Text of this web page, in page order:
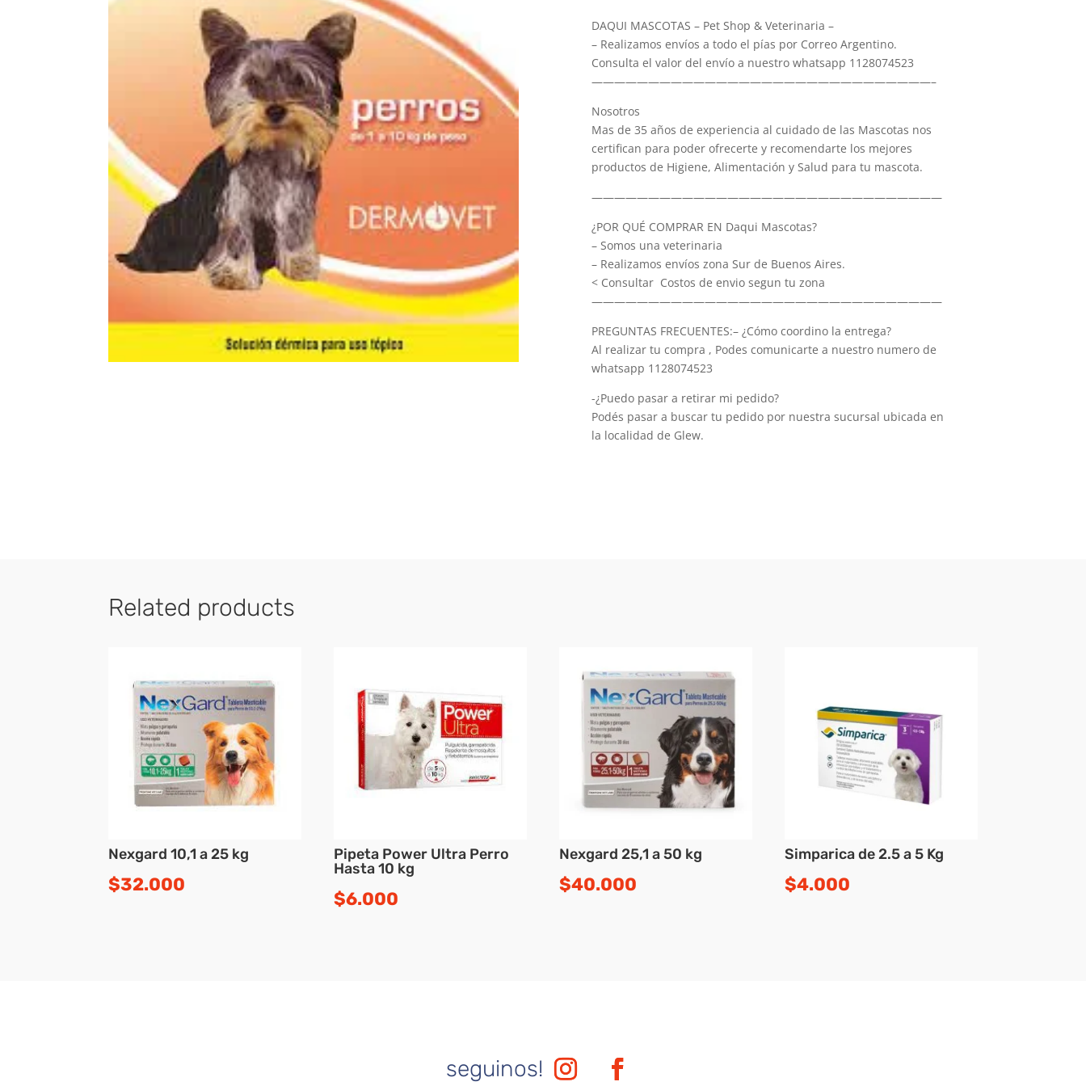
quantityDAQUI MASCOTAS – Pet Shop & Veterinaria –
– Realizamos envíos a todo el pías por Correo Argentino.
Consulta el valor del envío a nuestro whatsapp 1128074523
——————————————————————————————–
Nosotros
Mas de 35 años de experiencia al cuidado de las Mascotas nos
certifican para poder ofrecerte y recomendarte los mejores
productos de Higiene, Alimentación y Salud para tu mascota.
———————————————————————————————
¿POR QUÉ COMPRAR EN Daqui Mascotas?
– Somos una veterinaria
– Realizamos envíos zona Sur de Buenos Aires.
< Consultar Costos de envio segun tu zona
———————————————————————————————
PREGUNTAS FRECUENTES:– ¿Cómo coordino la entrega?
Al realizar tu compra , Podes comunicarte a nuestro numero de
whatsapp 1128074523
-¿Puedo pasar a retirar mi pedido?
Podés pasar a buscar tu pedido por nuestra sucursal ubicada en
la localidad de Glew.
Related products
Nexgard 10,1 a 25 kg
$32.000
Pipeta Power Ultra Perro
Hasta 10 kg
$6.000
Nexgard 25,1 a 50 kg
$40.000
Simparica de 2.5 a 5 Kg
$4.000
seguinos!